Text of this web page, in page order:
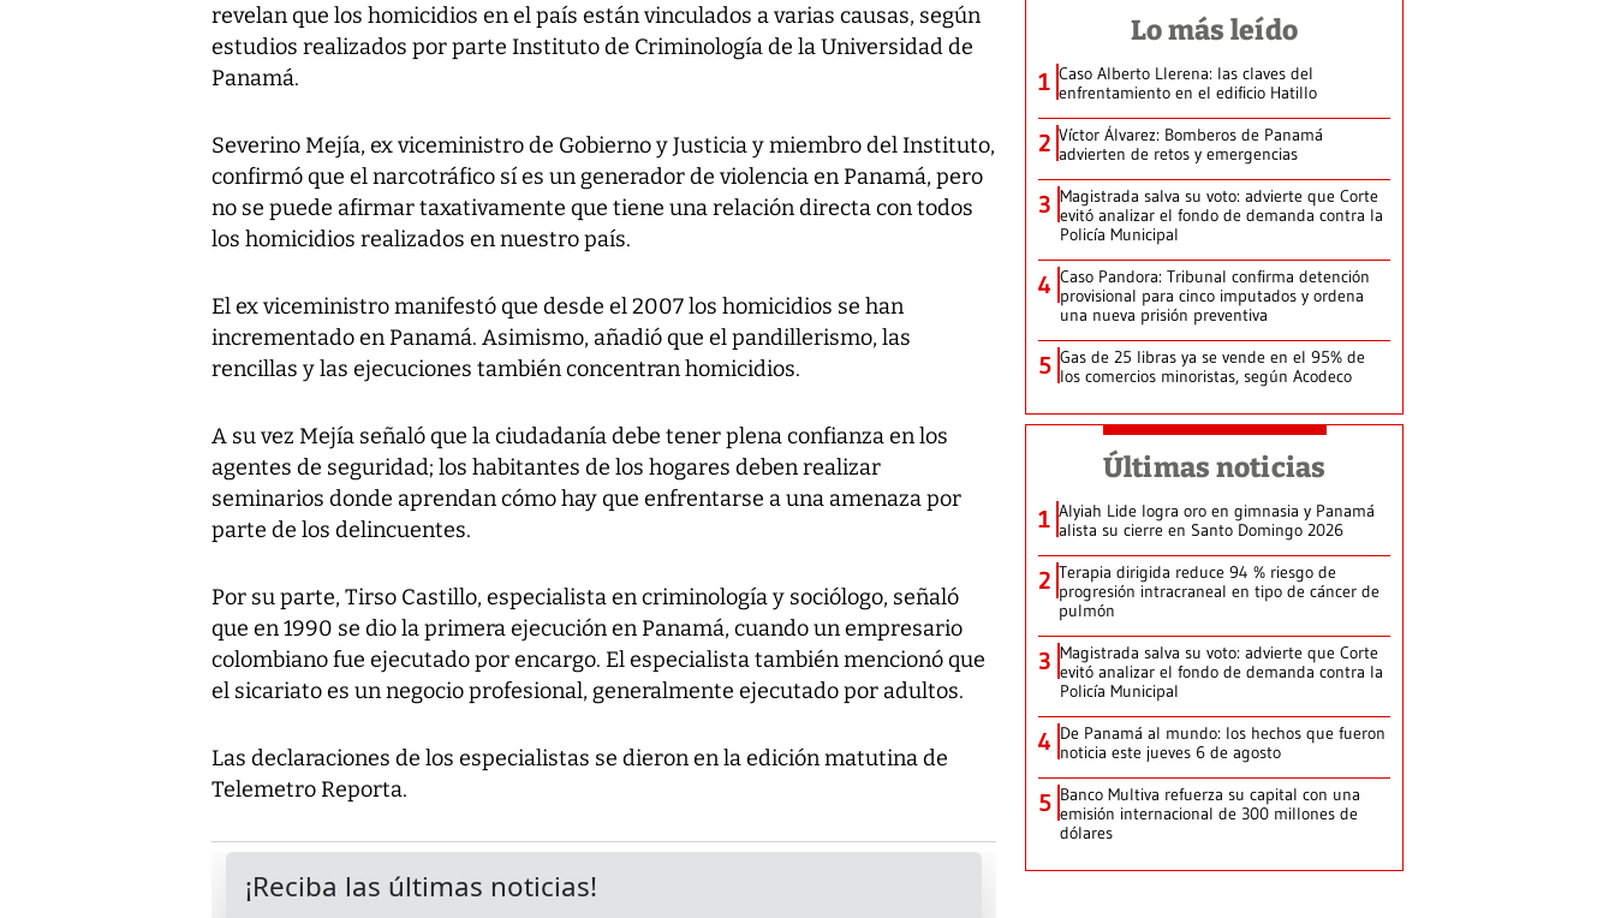
revelan que los homicidios en el país están vinculados a varias causas, según
estudios realizados por parte Instituto de Criminología de la Universidad de
Panamá.
Severino Mejía, ex viceministro de Gobierno y Justicia y miembro del Instituto,
confirmó que el narcotráfico sí es un generador de violencia en Panamá, pero
no se puede afirmar taxativamente que tiene una relación directa con todos
los homicidios realizados en nuestro país.
El ex viceministro manifestó que desde el 2007 los homicidios se han
incrementado en Panamá. Asimismo, añadió que el pandillerismo, las
rencillas y las ejecuciones también concentran homicidios.
A su vez Mejía señaló que la ciudadanía debe tener plena confianza en los
agentes de seguridad; los habitantes de los hogares deben realizar
seminarios donde aprendan cómo hay que enfrentarse a una amenaza por
parte de los delincuentes.
Por su parte, Tirso Castillo, especialista en criminología y sociólogo, señaló
que en 1990 se dio la primera ejecución en Panamá, cuando un empresario
colombiano fue ejecutado por encargo. El especialista también mencionó que
el sicariato es un negocio profesional, generalmente ejecutado por adultos.
Las declaraciones de los especialistas se dieron en la edición matutina de
Telemetro Reporta.
Lo más leído
1 Caso Alberto Llerena: las claves del
enfrentamiento en el edificio Hatillo
2 Víctor Álvarez: Bomberos de Panamá
advierten de retos y emergencias
3 Magistrada salva su voto: advierte que Corte
evitó analizar el fondo de demanda contra la
Policía Municipal
4 Caso Pandora: Tribunal confirma detención
provisional para cinco imputados y ordena
una nueva prisión preventiva
5 Gas de 25 libras ya se vende en el 95% de
los comercios minoristas, según Acodeco
Últimas noticias
1 Alyiah Lide logra oro en gimnasia y Panamá
alista su cierre en Santo Domingo 2026
2 Terapia dirigida reduce 94 % riesgo de
progresión intracraneal en tipo de cáncer de
pulmón
3 Magistrada salva su voto: advierte que Corte
evitó analizar el fondo de demanda contra la
Policía Municipal
4 De Panamá al mundo: los hechos que fueron
noticia este jueves 6 de agosto
5 Banco Multiva refuerza su capital con una
emisión internacional de 300 millones de
dólares